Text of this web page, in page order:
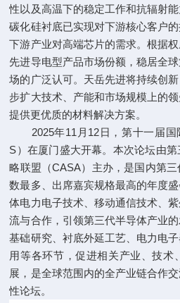
性以及高温下的稳定工作和抗辐射
碳化硅衬底已实现对下游核心客户
下游产业对高端芯片的需求。根据
先进导电型产品市场份额，稳居全
场的广泛认可。天岳先进将持续创
步扩大技术、产能和市场规模上的
提供更优质的材料解决方案。
2025年11月12日，第十一届国
S）在厦门盛大开幕。本次论坛由
略联盟（CASA）主办，是国内第
数最多、出席嘉宾规格最高的年度
体电力电子技术、移动通信技术、
流与合作，引领第三代半导体产业
基础研究、衬底外延工艺、电力电
用等各环节，促进相关产业、技术
展，是全球范围内的全产业链合作
性论坛。